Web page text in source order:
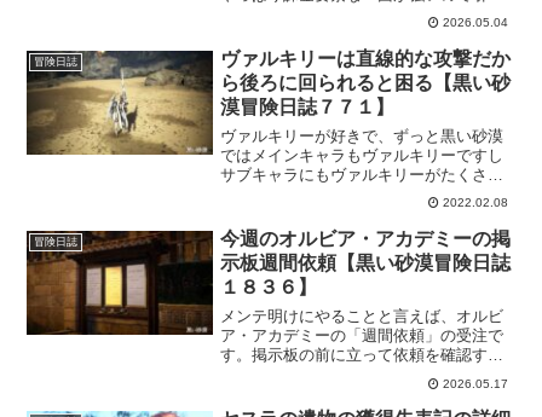
てしまいがち。でも今回追加されたソー
シャルアクションは、イベントで配布さ
れているアイテムと交換が可能になって
いるので、ありがたく頂いておきましょ
う！
2026.05.04
冒険日誌
ヴァルキリーは直線的な攻撃だか
ら後ろに回られると困る【黒い砂
漠冒険日誌７７１】
ヴァルキリーが好きで、ずっと黒い砂漠
ではメインキャラもヴァルキリーですし
サブキャラにもヴァルキリーがたくさん
ｗけど、ヴァルキリーを使ってて厄介だ
と思う事があります。ヴァルキリーは直
線的な攻撃が多いので、ふとした敵の動
きでオロオロする時もあるんです。
2022.02.08
冒険日誌
今週のオルビア・アカデミーの掲
示板週間依頼【黒い砂漠冒険日誌
１８３６】
メンテ明けにやることと言えば、オルビ
ア・アカデミーの「週間依頼」の受注で
す。掲示板の前に立って依頼を確認する
のがアニメなんかのギルド依頼みたい
で、変にワクワクしますｗそんな掲示板
の週間依頼はどんなのかなー。5月14日に
2026.05.17